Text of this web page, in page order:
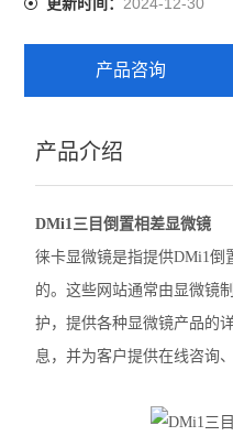
奥林巴斯GX53倒置显微镜
奥林巴斯CX22生物显微镜
奥林巴斯BX53M金相显微镜
Leica徕卡A60 F体视显微
Leica徕卡M165 C体视显
徕卡M125 C体视显微镜
更新时间：
产品咨询
产品介绍
DMi1三目倒置相差显微镜
徕卡显微镜是指提供DMi1倒
的。这些网站通常由显微镜
护，提供各种显微镜产品的
息，并为客户提供在线咨询